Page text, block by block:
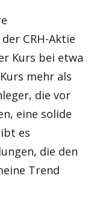
CRH-Aktie
Kurs bei etwa
mehr als
die vor
eine solide
es
die den
Trend